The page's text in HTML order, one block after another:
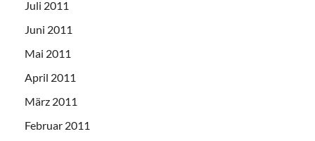
Juli 2011
Juni 2011
Mai 2011
April 2011
März 2011
Februar 2011